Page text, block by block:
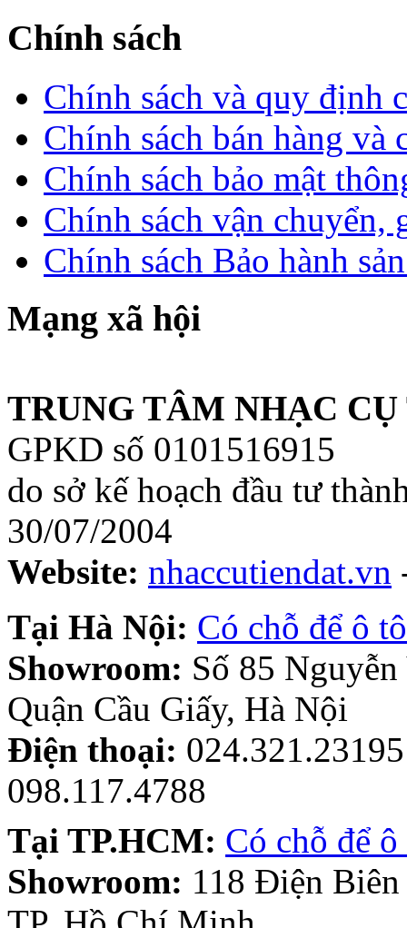
Chính sách
Chính sách và quy định
Chính sách bán hàng và
Chính sách bảo mật
Chính sách vận chuyển,
Chính sách Bảo hành
Mạng xã hội
TRUNG TÂM NHẠC
GPKD số 0101516915
do sở kế hoạch đầu tư
30/07/2004
Website: nhaccutiendat.vn
Tại Hà Nội: Có chỗ để ô tô
Showroom: Số 85
Quận Cầu Giấy, Hà Nội
Điện thoại:
098.117.4788
Tại TP.HCM: Có chỗ để
Showroom: 118 Điện